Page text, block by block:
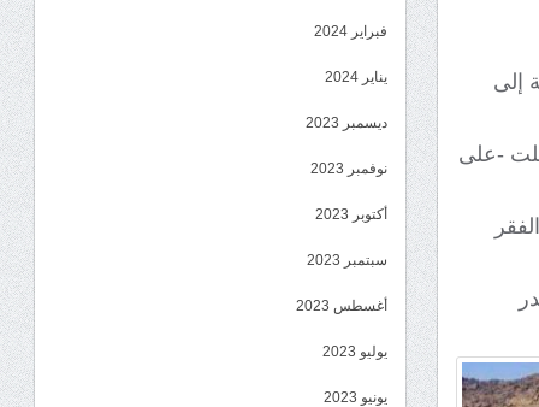
إلى
-على
فبراير 2024
يناير 2024
ديسمبر 2023
نوفمبر 2023
أكتوبر 2023
سبتمبر 2023
أغسطس 2023
يوليو 2023
يونيو 2023